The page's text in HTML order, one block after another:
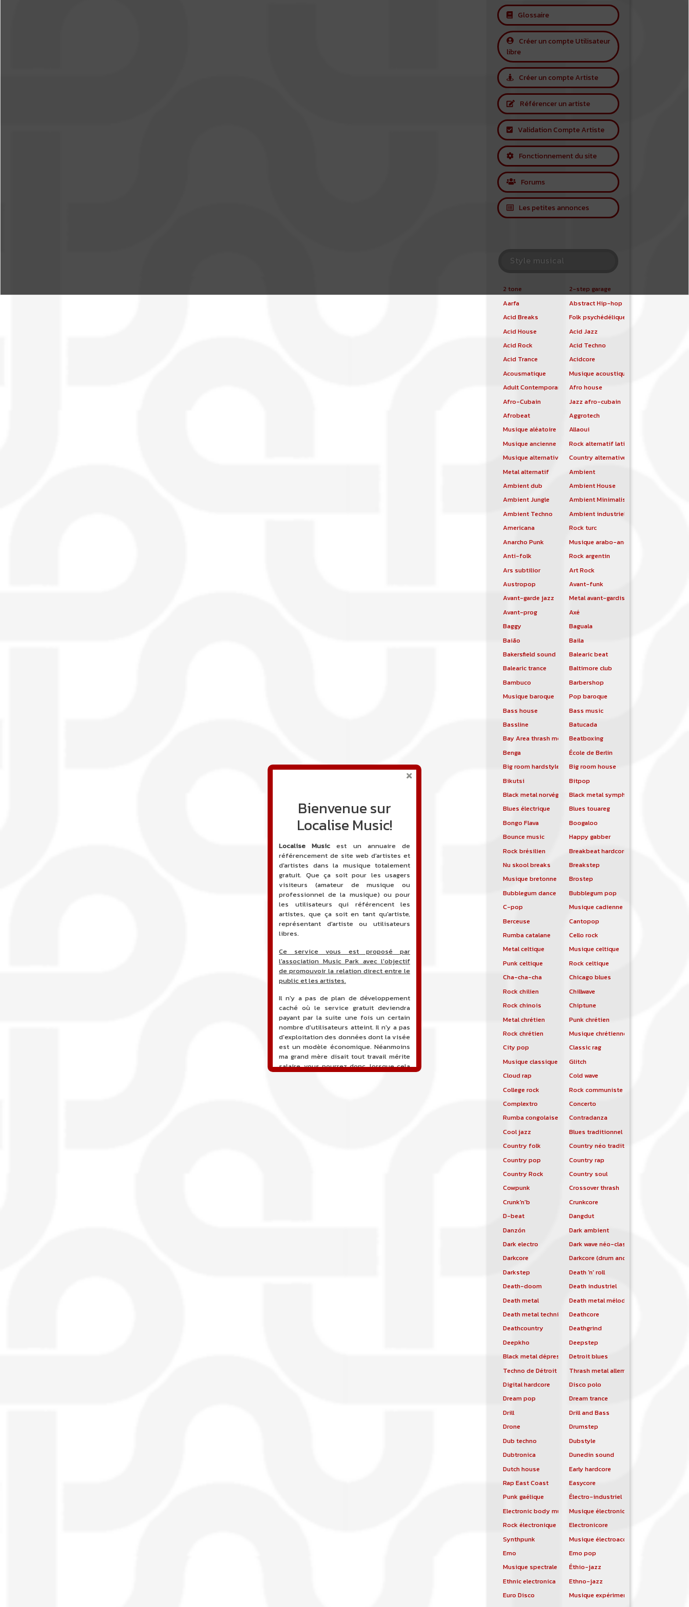
Glossaire
Créer un compte Utilisateur
libre
Créer un compte Artiste
Référencer un artiste
Validation Compte Artiste
Fonctionnement du site
Forums
Les petites annonces
Style musical
2 tone
2-step garage
Aarfa
Abstract Hip-hop
Acid Breaks
Folk psychédélique
Acid House
Acid Jazz
Acid Rock
Acid Techno
Acid Trance
Acidcore
Acousmatique
Musique acoustique
Adult Contemporary
Afro house
Afro-Cubain
Jazz afro-cubain
Afrobeat
Aggrotech
Musique aléatoire
Allaoui
Musique ancienne
Rock alternatif latino
Musique alternative
Country alternative
Metal alternatif
Ambient
Ambient dub
Ambient House
Ambient Jungle
Ambient Minimalist
Ambient Techno
Ambient industriel
Americana
Rock turc
Anarcho Punk
Musique arabo-andalouse
Anti-folk
Rock argentin
Ars subtilior
Art Rock
Austropop
Avant-funk
Avant-garde jazz
Metal avant-gardiste
Avant-prog
Axé
Baggy
Baguala
Baião
Baila
Bakersfield sound
Balearic beat
Balearic trance
Baltimore club
Bambuco
Barbershop
Musique baroque
Pop baroque
Bass house
Bass music
Bassline
Batucada
Bay Area thrash metal Beatboxing
Benga
École de Berlin
Big room hardstyle
Big room house
Bikutsi
Bitpop
Black metal norvégien
Black metal symphonique
Blues électrique
Blues touareg
Bongo Flava
Boogaloo
Bounce music
Happy gabber
Rock brésilien
Breakbeat hardcore
Nu skool breaks
Breakstep
Musique bretonne
Brostep
Bubblegum dance
Bubblegum pop
C-pop
Musique cadienne
Berceuse
Cantopop
Rumba catalane
Cello rock
Metal celtique
Musique celtique
Punk celtique
Rock celtique
Cha-cha-cha
Chicago blues
Rock chilien
Chillwave
Rock chinois
Chiptune
Metal chrétien
Punk chrétien
Rock chrétien
Musique chrétienne contemporaine
City pop
Classic rag
Musique classique
Glitch
Cloud rap
Cold wave
College rock
Rock communiste
Complextro
Concerto
Rumba congolaise
Contradanza
Cool jazz
Blues traditionnel
Country folk
Country néo traditionnelle
Country pop
Country rap
Country Rock
Country soul
Cowpunk
Crossover thrash
Crunk'n'b
Crunkcore
D-beat
Dangdut
Danzón
Dark ambient
Dark electro
Dark wave néo-classique
Darkcore
Darkcore (drum and bass)
Darkstep
Death 'n' roll
Death-doom
Death industriel
Death metal
Death metal mélodique
Death metal techniqueDeathcore
Deathcountry
Deathgrind
Deepkho
Deepstep
Black metal dépressif Detroit blues
Techno de Détroit
Thrash metal allemand
Digital hardcore
Disco polo
Dream pop
Dream trance
Drill
Drill and Bass
Drone
Drumstep
Dub techno
Dubstyle
Dubtronica
Dunedin sound
Dutch house
Early hardcore
Rap East Coast
Easycore
Punk gaélique
Électro-industriel
Electronic body musicMusique électronique
Rock électronique
Electronicore
Synthpunk
Musique électroacoustique
Emo
Emo pop
Musique spectrale
Éthio-jazz
Ethnic electronica
Ethno-jazz
Euro Disco
Musique expérimentale
Bienvenue sur
Localise Music!
Localise Music est un annuaire de
référencement de site web d'artistes et
d'artistes dans la musique totalement
gratuit. Que ça soit pour les usagers
visiteurs (amateur de musique ou
professionnel de la musique) ou pour
les utilisateurs qui référencent les
artistes, que ça soit en tant qu'artiste,
représentant d'artiste ou utilisateurs
libres.
Ce service vous est proposé par
l'association Music Park avec l'objectif
de promouvoir la relation direct entre le
public et les artistes.
Il n'y a pas de plan de développement
caché où le service gratuit deviendra
payant par la suite une fois un certain
nombre d'utilisateurs atteint. Il n'y a pas
d'exploitation des données dont la visée
est un modèle économique. Néanmoins
ma grand mère disait tout travail mérite
salaire, vous pourrez donc, lorsque cela